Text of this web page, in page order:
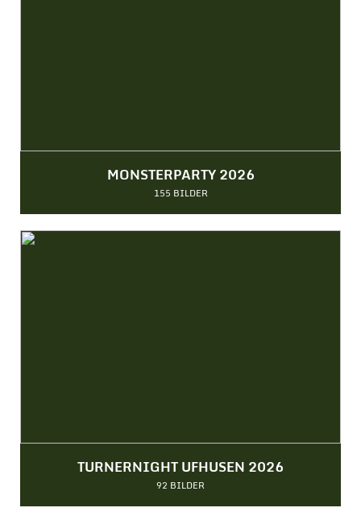
MONSTERPARTY 2026
155 BILDER
TURNERNIGHT UFHUSEN 2026
92 BILDER